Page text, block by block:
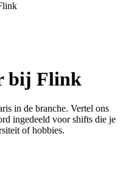
bij Flink
in de branche. Vertel ons
ingedeeld voor shifts die je
of hobbies.